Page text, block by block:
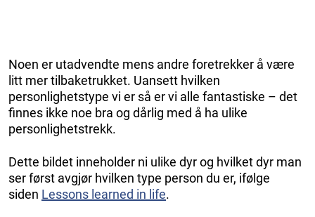
Noen er utadvendte mens andre foretrekker å være
litt mer tilbaketrukket. Uansett hvilken
personlighetstype vi er så er vi alle fantastiske – det
finnes ikke noe bra og dårlig med å ha ulike
personlighetstrekk.
Dette bildet inneholder ni ulike dyr og hvilket dyr man
ser først avgjør hvilken type person du er, ifølge
siden Lessons learned in life.